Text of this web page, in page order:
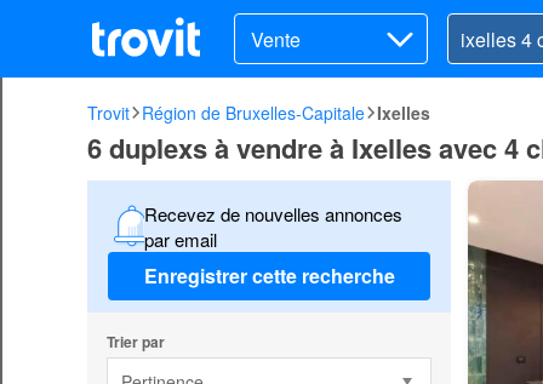
Vente
Trovit Région de Bruxelles-Capitale Ixelles
6 duplexs à vendre à Ixelles avec 4
Recevez de nouvelles annonces
par email
Enregistrer cette recherche
Trier par